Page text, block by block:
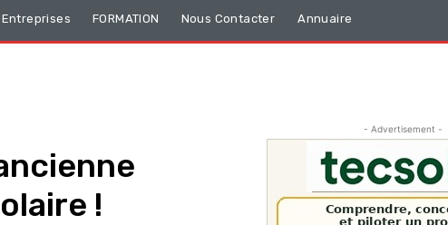
Entreprises FORMATION Nous Contacter Annuaire
!
- Advertisement -